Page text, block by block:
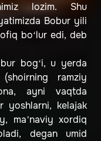
lozim. Shu
Bobur yili
bo‘lur edi, deb
bog‘i, u yerda
ramziy
ayni vaqtda
yoshlarni, kelajak
ma’naviy xordiq
degan umid